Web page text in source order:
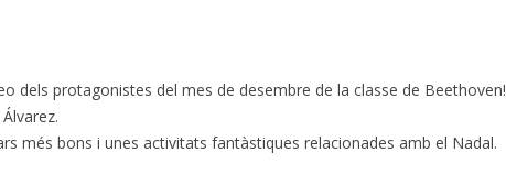
dels protagonistes del mes de desembre de la classe de Beethoven!
més bons i unes activitats fantàstiques relacionades amb el Nadal.